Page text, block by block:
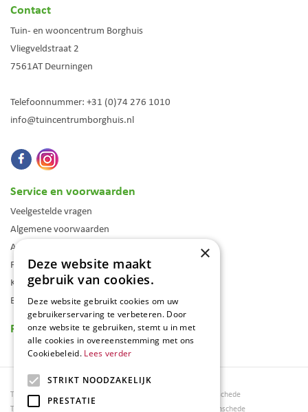
Contact
Tuin- en wooncentrum Borghuis
Vliegveldstraat 2
7561AT Deurningen
Telefoonnummer: +31 (0)74 276 1010
info@tuincentrumborghuis.nl
Service en voorwaarden
Veelgestelde vragen
Algemene voorwaarden
Assortiment
Folder
Klantenkaart
Blog
Reviews
Tuincentrum Borghuis
Tuinmeubels
Tuinmeubels Enschede
Tuinmeubelen Enschede
×
Deze website maakt
gebruik van cookies.
Deze website gebruikt cookies om uw
gebruikerservaring te verbeteren. Door
onze website te gebruiken, stemt u in met
alle cookies in overeenstemming met ons
Cookiebeleid. Lees verder
STRIKT NOODZAKELIJK
PRESTATIE